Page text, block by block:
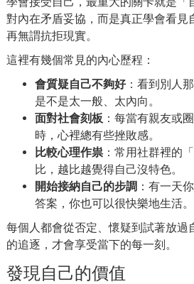
對內在矛盾妥協，而是真正學會看見
再無謂抗拒現實。
這裡有幾個常見的內心歷程：
會質疑自己不夠好：看到別人
是不是太一般、太內向。
面對社會刻板 ：每當有親友或
時，心裡總有些挫敗感。
比較心理作祟 ：常用社群裡的
比，越比越覺得自己沒特色。
開始接納自己的步調 ：有一天
答案，你也可以很快樂地生活。
每個人都會從否定、懷疑到試著放過
的追逐，才會享受當下的每一刻。
發現自己的價值